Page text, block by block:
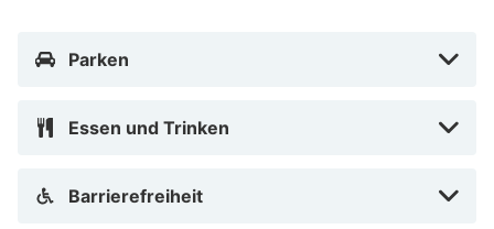
Parken
Essen und Trinken
Barrierefreiheit